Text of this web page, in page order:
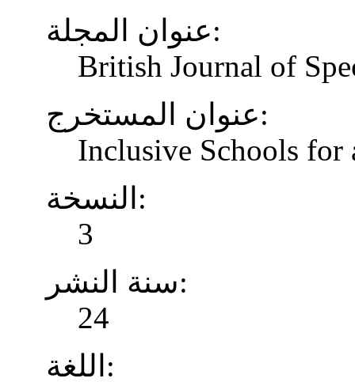
عنوان المجلة:
British Journal of
عنوان المستخرج:
Inclusive Schools for
النسخة:
3
سنة النشر:
24
اللغة: